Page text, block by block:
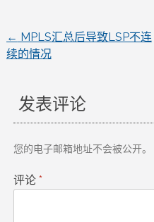
文
导
航
← MPLS汇总后导致LSP不连
续的情况
发表评论
您的电子邮箱地址不会被公开。
评论 *